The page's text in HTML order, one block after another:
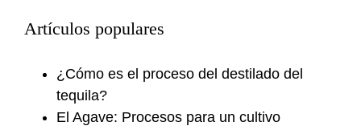
Artículos populares
¿Cómo es el proceso del destilado del
tequila?
El Agave: Procesos para un cultivo